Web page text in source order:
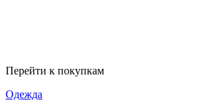
Перейти к покупкам
Одежда